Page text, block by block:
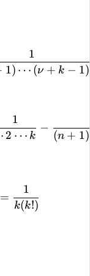
1) ⋯ (ν + k − 1)
1
⋅ 2 ⋯ k
1
−
(n + 1)
=
k(k!)
1